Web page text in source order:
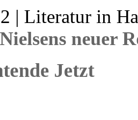
| Literatur in
neuer
Jetzt